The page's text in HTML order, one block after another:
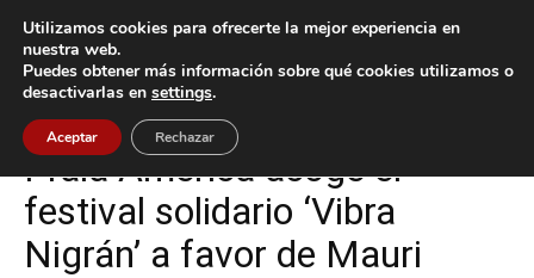
Inicio Cultura / Ocio
Cultura / Ocio Nigrán
Praia América acoge el
festival solidario ‘Vibra
Nigrán’ a favor de Mauri
Utilizamos cookies para ofrecerte la mejor experiencia en
nuestra web.
Puedes obtener más información sobre qué cookies utilizamos o
desactivarlas en settings.
Aceptar Rechazar